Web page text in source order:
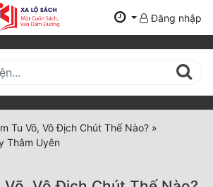
Đăng nhập
Tu Võ, Vô Địch Chút Thế Nào? »
Thâm Uyên